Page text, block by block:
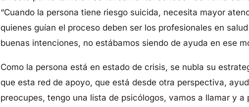
“Cuando la persona tiene riesgo suicida, necesita mayor
quienes guían el proceso deben ser los profesionales en
buenas intenciones, no estábamos siendo de ayuda en ese
Como la persona está en estado de crisis, se nubla su
que esta red de apoyo, que está desde otra perspectiva,
preocupes, tengo una lista de psicólogos, vamos a llamar y a